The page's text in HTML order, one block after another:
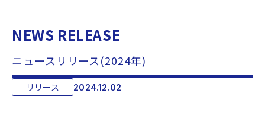
NEWS RELEASE
ニュースリリース(2024年)
リリース 2024.12.02